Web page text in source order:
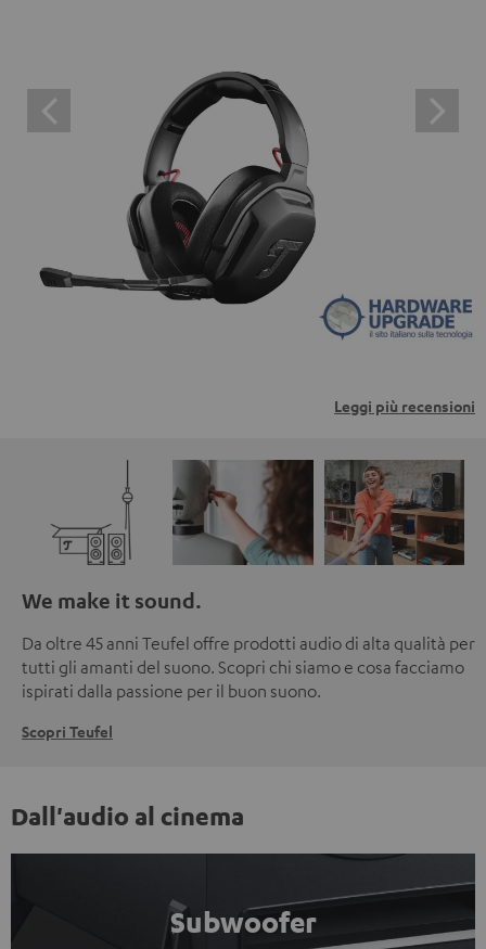
semplice clic. Facendo clic sul contenuto, l'utente
acconsente alla visualizzazione del contenuto esterno.
Ciò significa che i dati personali possono essere
trasmessi a piattaforme di terzi. Per maggiori
informazioni al riguardo, consultare la nostra informativa
Leggi più recensioni
We make it sound.
Da oltre 45 anni Teufel offre prodotti audio di alta qualità per
tutti gli amanti del suono. Scopri chi siamo e cosa facciamo
ispirati dalla passione per il buon suono.
Scopri Teufel
Dall'audio al cinema
Subwoofer